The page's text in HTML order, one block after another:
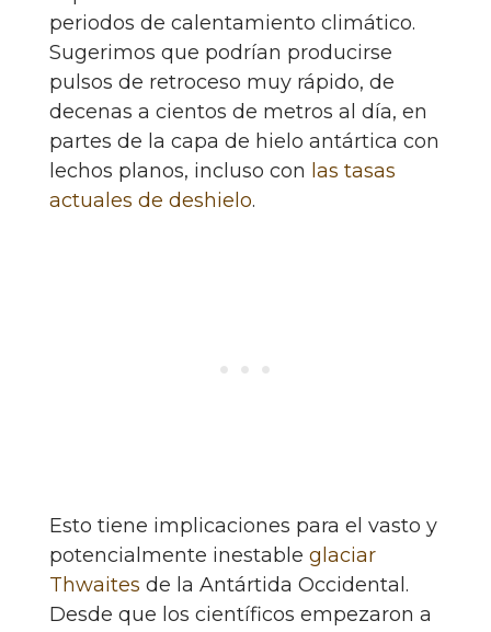
periodos de calentamiento climático.
Sugerimos que podrían producirse
pulsos de retroceso muy rápido, de
decenas a cientos de metros al día, en
partes de la capa de hielo antártica con
lechos planos, incluso con las tasas
actuales de deshielo.
Esto tiene implicaciones para el vasto y
potencialmente inestable glaciar
Thwaites de la Antártida Occidental.
Desde que los científicos empezaron a